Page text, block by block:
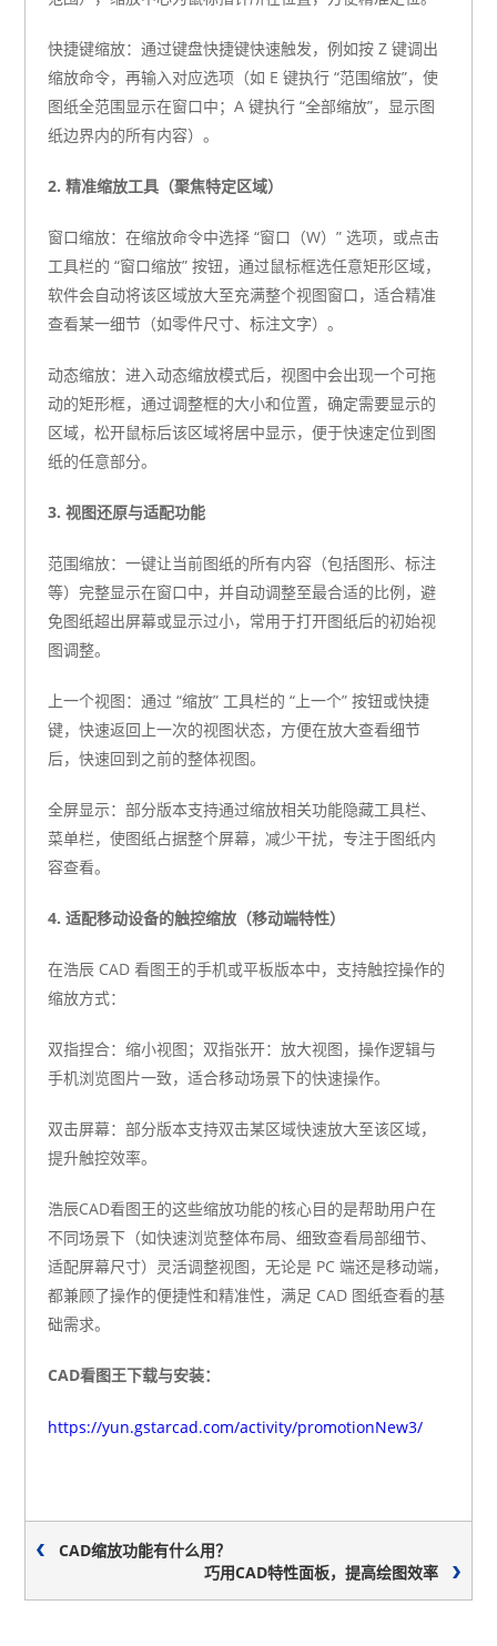
快捷键缩放：通过键盘快捷键快速触发，例如按 Z 键调出
缩放命令，再输入对应选项（如 E 键执行 “范围缩放”，使
图纸全范围显示在窗口中；A 键执行 “全部缩放”，显示图
纸边界内的所有内容）。
2. 精准缩放工具（聚焦特定区域）
窗口缩放：在缩放命令中选择 “窗口（W）” 选项，或点击
工具栏的 “窗口缩放” 按钮，通过鼠标框选任意矩形区域，
软件会自动将该区域放大至充满整个视图窗口，适合精准
查看某一细节（如零件尺寸、标注文字）。
动态缩放：进入动态缩放模式后，视图中会出现一个可拖
动的矩形框，通过调整框的大小和位置，确定需要显示的
区域，松开鼠标后该区域将居中显示，便于快速定位到图
纸的任意部分。
3. 视图还原与适配功能
范围缩放：一键让当前图纸的所有内容（包括图形、标注
等）完整显示在窗口中，并自动调整至最合适的比例，避
免图纸超出屏幕或显示过小，常用于打开图纸后的初始视
图调整。
上一个视图：通过 “缩放” 工具栏的 “上一个” 按钮或快捷
键，快速返回上一次的视图状态，方便在放大查看细节
后，快速回到之前的整体视图。
全屏显示：部分版本支持通过缩放相关功能隐藏工具栏、
菜单栏，使图纸占据整个屏幕，减少干扰，专注于图纸内
容查看。
4. 适配移动设备的触控缩放（移动端特性）
在浩辰 CAD 看图王的手机或平板版本中，支持触控操作的
缩放方式：
双指捏合：缩小视图；双指张开：放大视图，操作逻辑与
手机浏览图片一致，适合移动场景下的快速操作。
双击屏幕：部分版本支持双击某区域快速放大至该区域，
提升触控效率。
浩辰CAD看图王的这些缩放功能的核心目的是帮助用户在
不同场景下（如快速浏览整体布局、细致查看局部细节、
适配屏幕尺寸）灵活调整视图，无论是 PC 端还是移动端，
都兼顾了操作的便捷性和精准性，满足 CAD 图纸查看的基
础需求。
CAD看图王下载与安装：
https://yun.gstarcad.com/activity/promotionNew3/
CAD缩放功能有什么用？
巧用CAD特性面板，提高绘图效率